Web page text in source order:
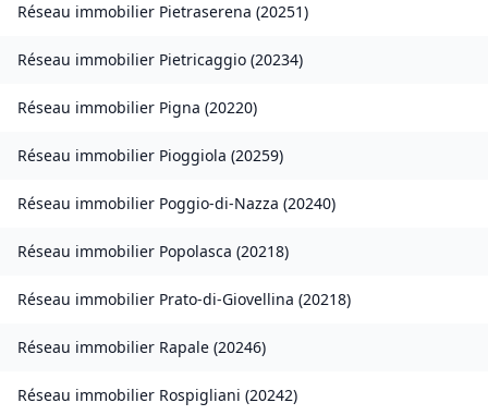
Réseau immobilier Pietraserena (20251)
Réseau immobilier Pietricaggio (20234)
Réseau immobilier Pigna (20220)
Réseau immobilier Pioggiola (20259)
Réseau immobilier Poggio-di-Nazza (20240)
Réseau immobilier Popolasca (20218)
Réseau immobilier Prato-di-Giovellina (20218)
Réseau immobilier Rapale (20246)
Réseau immobilier Rospigliani (20242)